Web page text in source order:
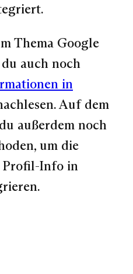
Thema Google
auch noch
in
Auf dem
außerdem noch
um die
Profil-Info in